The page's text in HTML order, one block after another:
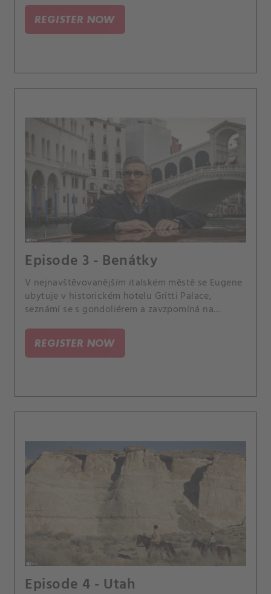
REGISTER NOW
Episode 3 - Benátky
V nejnavštěvovanějším italském městě se Eugene
ubytuje v historickém hotelu Gritti Palace,
seznámí se s gondoliérem a zavzpomíná na
REGISTER NOW
Episode 4 - Utah